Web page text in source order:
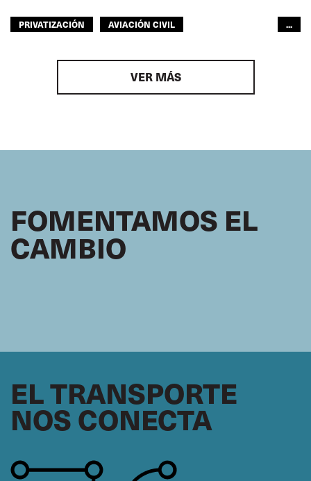
PRIVATIZACIÓN
AVIACIÓN CIVIL
DERECHOS
ITF AMÉRICAS
...
VER MÁS
FOMENTAMOS EL
CAMBIO
EL TRANSPORTE
NOS CONECTA